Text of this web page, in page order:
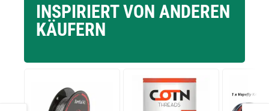
INSPIRIERT VON ANDEREN
KÄUFERN